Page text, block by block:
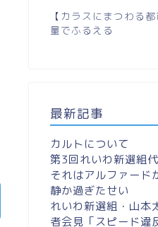
【カラスにまつわる
量でふるえる
最新記事
カルトについて
第3回れいわ新選組
それはアルファード
静か過ぎたせい
れいわ新選組・山本
者会見「スピード違